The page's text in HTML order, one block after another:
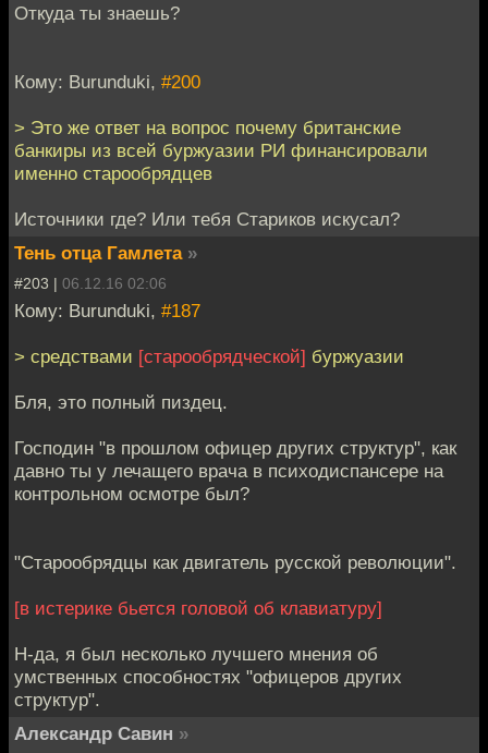
Откуда ты знаешь?
Кому: Burunduki, #200
> Это же ответ на вопрос почему британские
банкиры из всей буржуазии РИ финансировали
именно старообрядцев
Источники где? Или тебя Стариков искусал?
Тень отца Гамлета »
#203 | 06.12.16 02:06
Кому: Burunduki, #187
> средствами [старообрядческой] буржуазии
Бля, это полный пиздец.
Господин "в прошлом офицер других структур", как
давно ты у лечащего врача в психодиспансере на
контрольном осмотре был?
"Старообрядцы как двигатель русской революции".
[в истерике бьется головой об клавиатуру]
Н-да, я был несколько лучшего мнения об
умственных способностях "офицеров других
структур".
Александр Савин »